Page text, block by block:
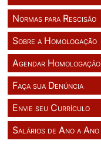
Normas para Rescisão
Sobre a Homologação
Agendar Homologação
Faça sua Denúncia
Envie seu Currículo
Salários de Ano a Ano